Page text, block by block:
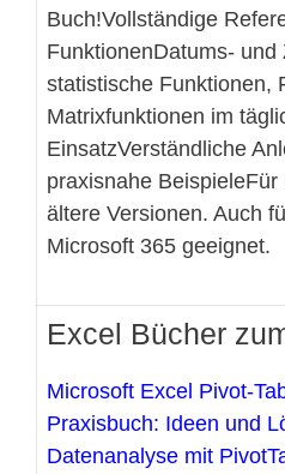
Buch!Vollständige
FunktionenDatums- und
statistische Funktionen,
Matrixfunktionen im
EinsatzVerständliche
praxisnahe BeispieleFür
ältere Versionen. Auch
Microsoft 365 geeignet.
Excel Bücher
Microsoft Excel Pivot-
Praxisbuch: Ideen und
Datenanalyse mit